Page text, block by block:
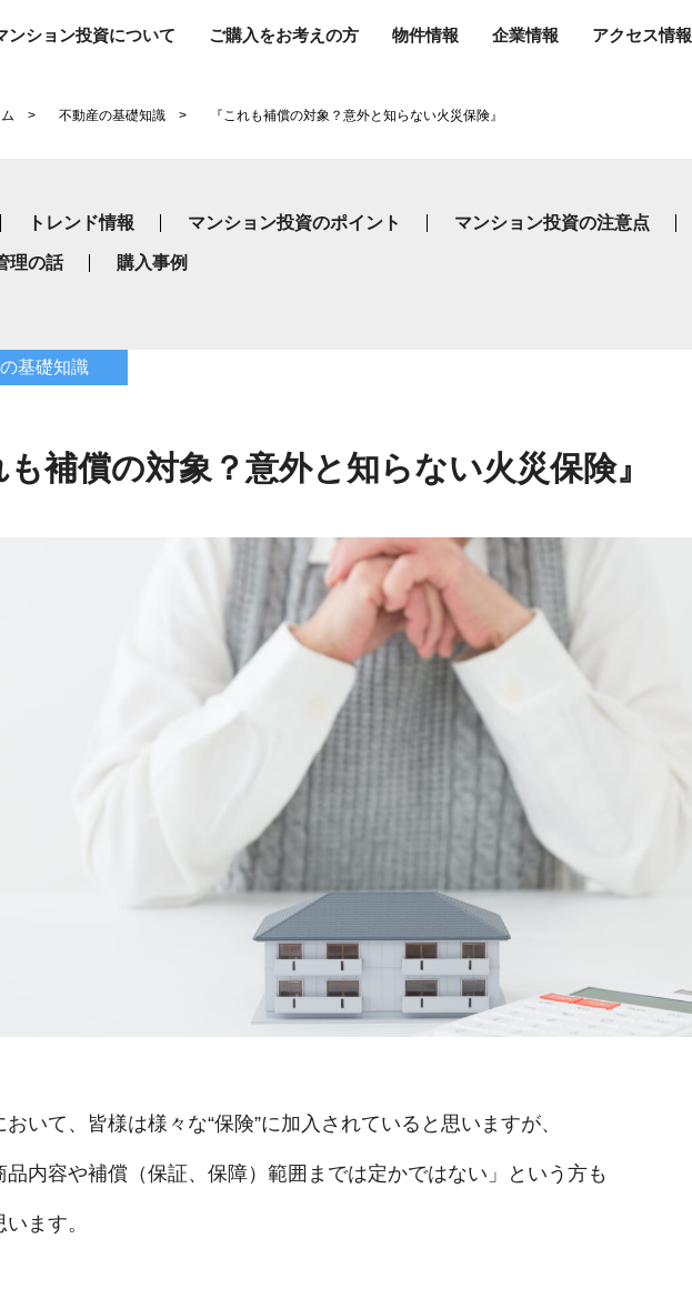
ンション投資について ご購入をお考えの方 物件情報 企業情報 アクセス情報
不動産の基礎知識 『これも補償の対象？意外と知らない火災保険』
トレンド情報 マンション投資のポイント マンション投資の注意点
理の話 購入事例
基礎知識
も補償の対象？意外と知らない火災保険』
おいて、皆様は様々な“保険”に加入されていると思いますが、
品内容や補償（保証、保障）範囲までは定かではない」という方も
ます。